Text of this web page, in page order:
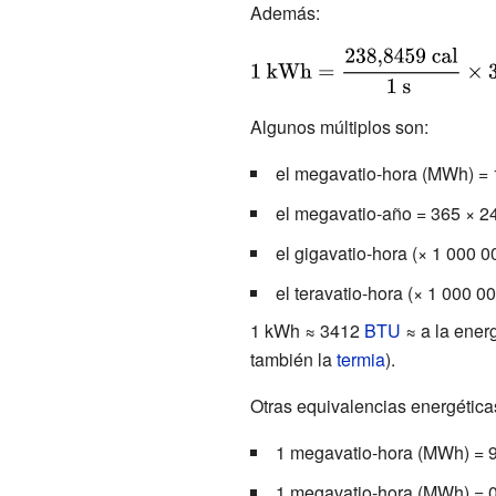
J}}{\mbox{1 s
{\mbox{3600
600 000 J =
3.6 MJ}}}
Además:
{\displaystyle
{\frac
{\mbox{238,8459
cal}}{\mbox{1 s
}}}\times
{\mbox{3600 s
}}={\mbox{859
845,2 cal}}=
{\mbox{859,8452
Kcal}}}
Algunos múltiplos son:
el megavatio-hora (MWh) =
el megavatio-año = 365 ×
el gigavatio-hora (× 1 000
el teravatio-hora (× 1 000
1 kWh ≈ 3412 BTU ≈ a la
también latermia).
Otras equivalencias
1 megavatio-hora (MWh) =